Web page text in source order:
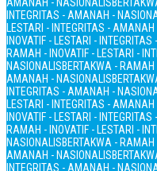
INTEGRITAS - AMANAH -
LESTARI - INTEGRITAS -
INOVATIF - LESTARI -
RAMAH - INOVATIF - LESTARI -
NASIONALISBERTAKWA -
AMANAH - NASIONALIS
INTEGRITAS - AMANAH -
LESTARI - INTEGRITAS -
INOVATIF - LESTARI -
RAMAH - INOVATIF - LESTARI -
NASIONALISBERTAKWA -
AMANAH - NASIONALIS
INTEGRITAS - AMANAH -